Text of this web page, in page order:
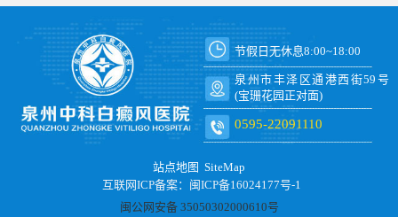
节假日无休息8:00~18:00
泉州市丰泽区通港西街59号
(宝珊花园正对面)
0595-22091110
站点地图 SiteMap
互联网ICP备案：闽ICP备16024177号-1
闽公网安备 35050302000610号